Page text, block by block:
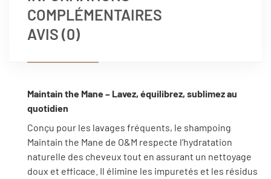
COMPLÉMENTAIRES
AVIS (0)
Maintain the Mane – Lavez, équilibrez, sublimez au
quotidien
Conçu pour les lavages fréquents, le shampoing
Maintain the Mane de O&M respecte l’hydratation
naturelle des cheveux tout en assurant un nettoyage
doux et efficace. Il élimine les impuretés et les résidus